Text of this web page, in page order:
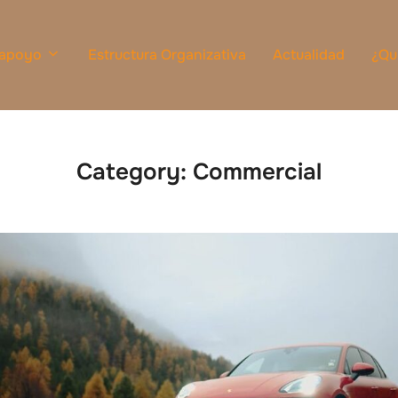
Estructura Organizativa Actualidad
Category: Commercial